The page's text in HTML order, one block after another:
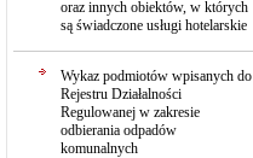
oraz innych obiektów, w których
są świadczone usługi hotelarskie
Wykaz podmiotów wpisanych do
Rejestru Działalności
Regulowanej w zakresie
odbierania odpadów
komunalnych